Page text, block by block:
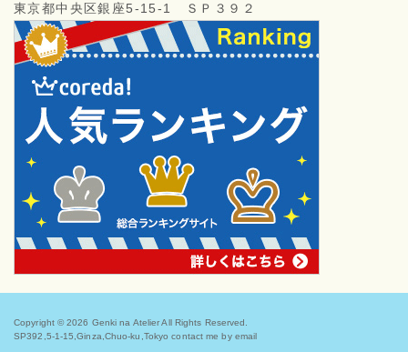
東京都中央区銀座5-15-1 ＳＰ３９２
Copyright © 2026 Genki na AtelierAll Rights Reserved.
SP392,5-1-15,Ginza,Chuo-ku,Tokyo contact me by email